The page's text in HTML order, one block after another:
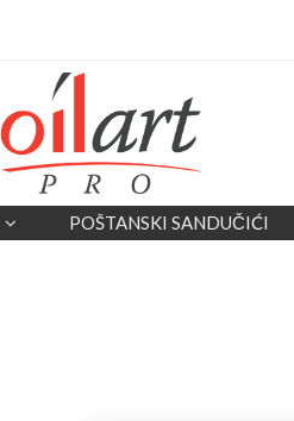
POŠTANSKI SANDUČIĆI